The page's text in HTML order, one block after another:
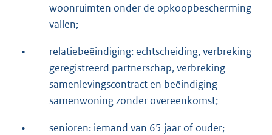
woonruimten onder de opkoopbescherming
vallen;
•
relatiebeëindiging: echtscheiding, verbreking
geregistreerd partnerschap, verbreking
samenlevingscontract en beëindiging
samenwoning zonder overeenkomst;
• senioren: iemand van 65 jaar of ouder;